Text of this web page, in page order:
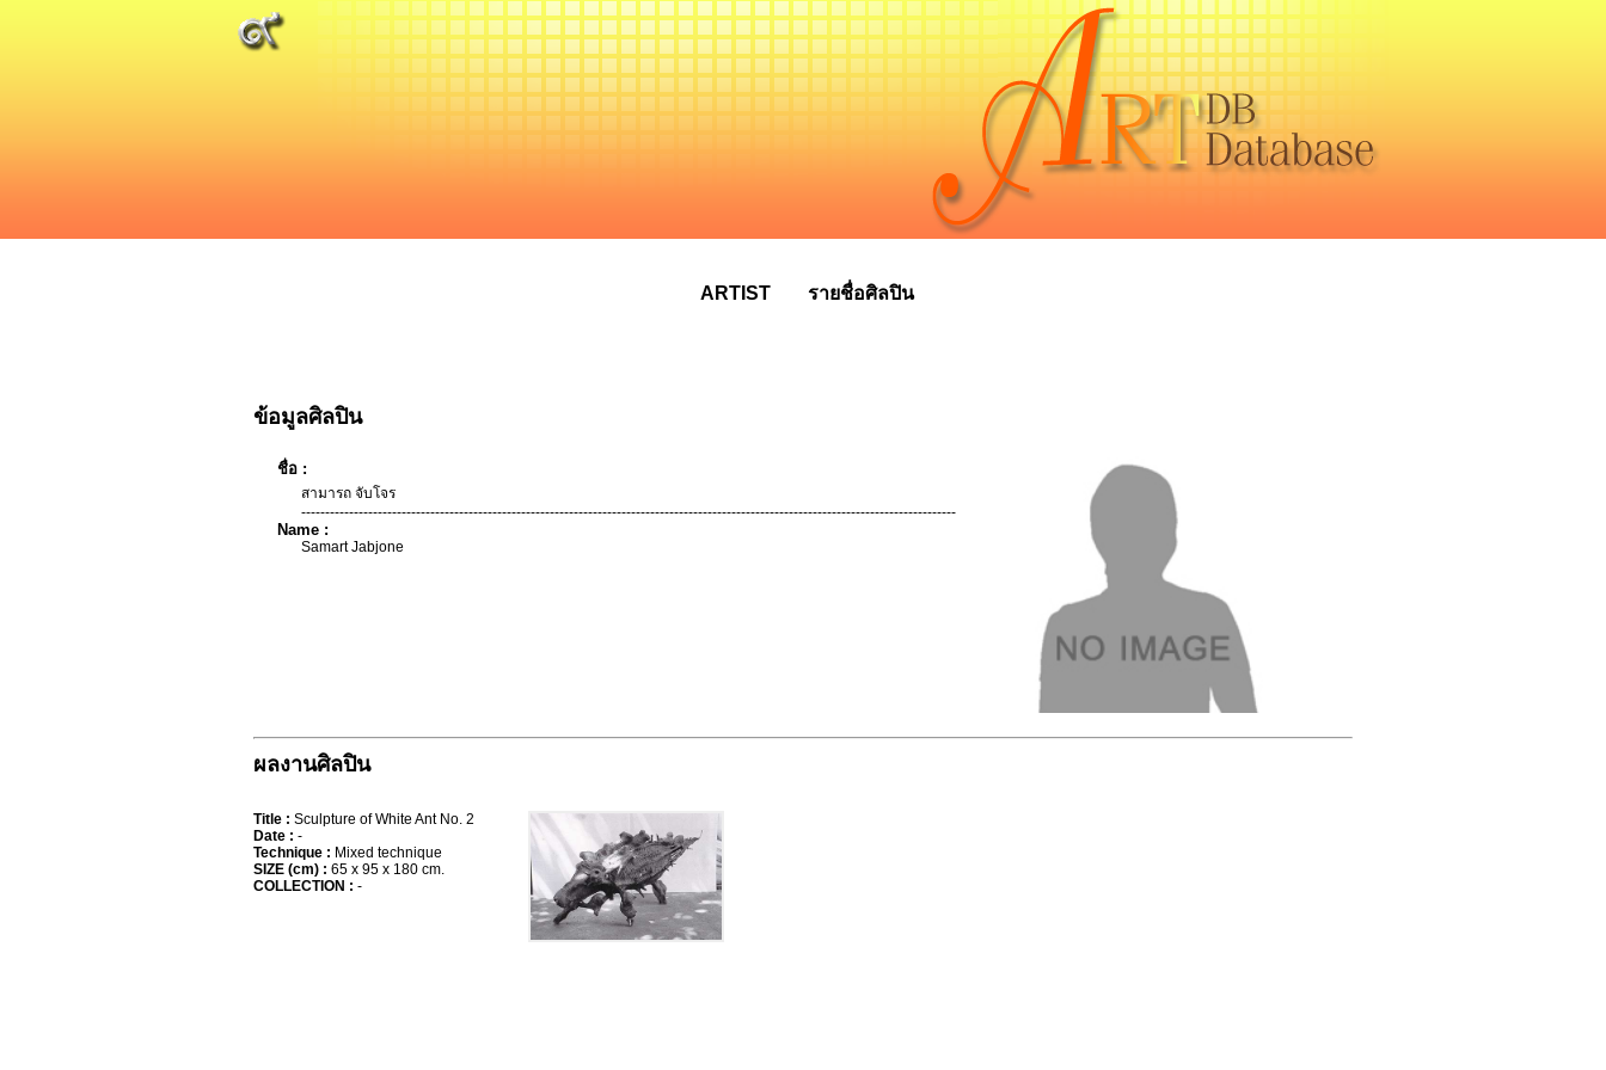
ARTIST รายชื่อศิลปิน
ข้อมูลศิลปิน
ชื่อ :
สามารถ จับโจร
-----------------------------------------------------------------------------------------------------------------------------------------
Name :
Samart Jabjone
ผลงานศิลปิน
Title : Sculpture of White Ant No. 2
Date : -
Technique : Mixed technique
SIZE (cm) : 65 x 95 x 180 cm.
COLLECTION : -